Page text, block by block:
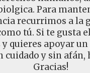
Para
recurrimos a la
tú. Si te gusta
y quieres apoyar
cuidado y sin afán,
Gracias!